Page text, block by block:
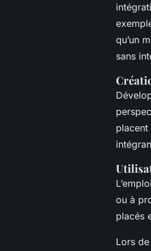
qu’un
sans
placent
ou à
placés
Lors